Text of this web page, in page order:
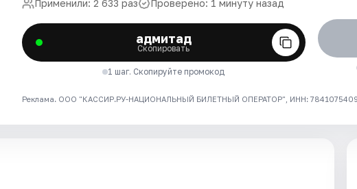
Применили: 2 633 раз Проверено: 1 минуту назад
адмитад
Скопировать
1 шаг. Скопируйте промокод
Реклама. ООО "КАССИР.РУ-НАЦИОНАЛЬНЫЙ БИЛЕТНЫЙ ОПЕРАТОР", ИНН: 7841075409